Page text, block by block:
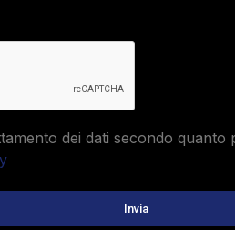
dei dati secondo quanto